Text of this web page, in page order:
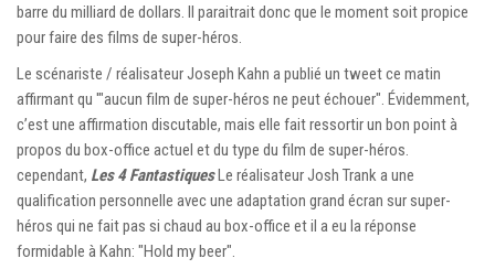
barre du milliard de dollars. Il paraitrait donc que le moment soit propice
pour faire des films de super-héros.
Le scénariste / réalisateur Joseph Kahn a publié un tweet ce matin
affirmant qu '"aucun film de super-héros ne peut échouer". Évidemment,
c’est une affirmation discutable, mais elle fait ressortir un bon point à
propos du box-office actuel et du type du film de super-héros.
cependant, Les 4 FantastiquesLe réalisateur Josh Trank a une
qualification personnelle avec une adaptation grand écran sur super-
héros qui ne fait pas si chaud au box-office et il a eu la réponse
formidable à Kahn: "Hold my beer".